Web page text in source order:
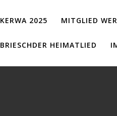
KERWA 2025 MITGLIED
BRIESCHDER HEIMATLIED